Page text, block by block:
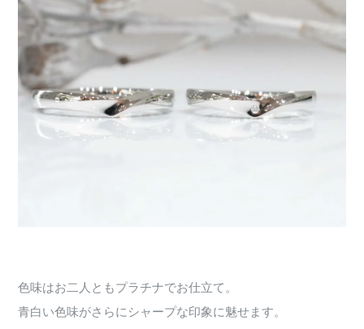
色味はお二人ともプラチナでお仕立て。
青白い色味がさらにシャープな印象に魅せます。